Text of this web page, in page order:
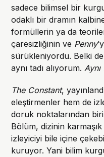
sadece bilimsel bir
odaklı bir dramın
formüllerin ya da
çaresizliğinin ve Penny
sürükleniyordu. Belki
aynı tadı alıyorum.Aynı
The Constant,
eleştirmenler hem de
doruk noktalarından
Bölüm, dizinin
izleyiciyi bile içine
kuruyor. Yani bilim